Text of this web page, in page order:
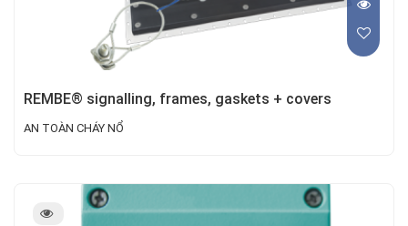
REMBE® signalling, frames, gaskets + covers
AN TOÀN CHÁY NỔ